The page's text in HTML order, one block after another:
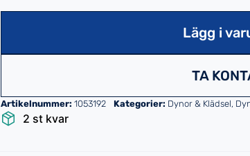
Lägg i
TA
Artikelnummer: 1053192 Kategorier: Dynor & Klädsel,
2 st kvar